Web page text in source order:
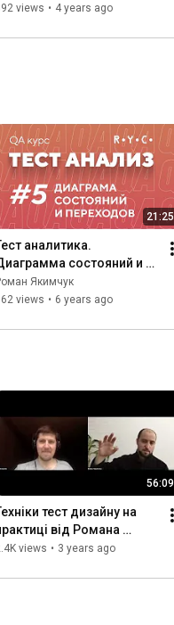
views • 4 years ago
21:25
аналитика.
состояний и
Якимчук
views • 6 years ago
56:09
тест дизайну на
від Романа
views • 3 years ago